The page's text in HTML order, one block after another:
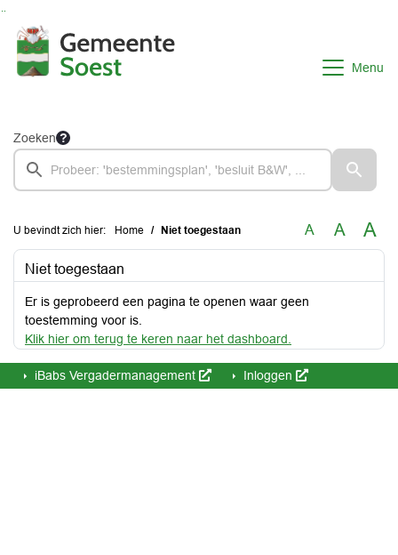
Menu
Zoeken
U bevindt zich hier: Home Niet toegestaan A A A
Niet toegestaan
Er is geprobeerd een pagina te openen waar geen
toestemming voor is.
Klik hier om terug te keren naar het dashboard.
iBabs Vergadermanagement Inloggen